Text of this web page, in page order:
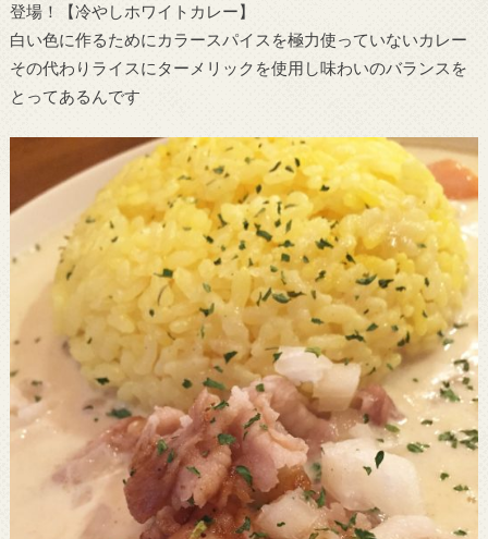
登場！【冷やしホワイトカレー】
白い色に作るためにカラースパイスを極力使っていないカレー
その代わりライスにターメリックを使用し味わいのバランスを
とってあるんです